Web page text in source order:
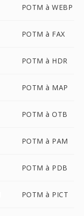
POTM à WEBP
POTM à FAX
POTM à HDR
POTM à MAP
POTM à OTB
POTM à PAM
POTM à PDB
POTM à PICT